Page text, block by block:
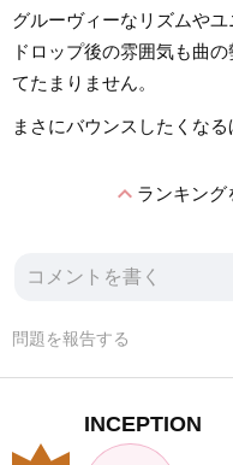
グルーヴィーなリズムやユ
ドロップ後の雰囲気も曲
てたまりません。
まさにバウンスしたくな
expand_lessランキング
問題を報告する
INCEPTION